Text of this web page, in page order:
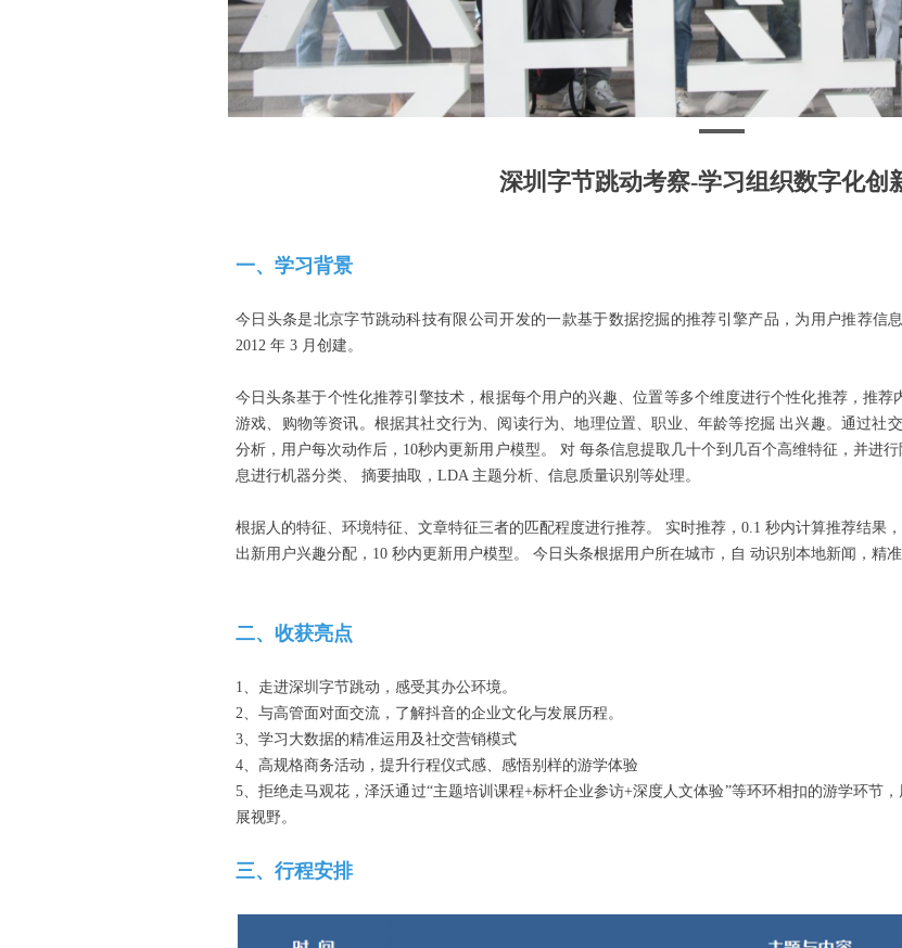
深圳字节跳动考察-学习组织数字化创
一、学习背景
今日头条是北京字节跳动科技有限公司开发的一款基于数据挖掘的推荐引擎产品，为用户推荐信
2012 年 3 月创建。
今日头条基于个性化推荐引擎技术，根据每个用户的兴趣、位置等多个维度进行个性化推荐，推荐
游戏、购物等资讯。根据其社交行为、阅读行为、地理位置、职业、年龄等挖掘 出兴趣。通过社
分析，用户每次动作后，10秒内更新用户模型。 对 每条信息提取几十个到几百个高维特征，并进
息进行机器分类、 摘要抽取，LDA 主题分析、信息质量识别等处理。
根据人的特征、环境特征、文章特征三者的匹配程度进行推荐。 实时推荐，0.1 秒内计算推荐结果
出新用户兴趣分配，10 秒内更新用户模型。 今日头条根据用户所在城市，自 动识别本地新闻，精准
二、收获亮点
1、走进深圳字节跳动，感受其办公环境。
2、与高管面对面交流，了解抖音的企业文化与发展历程。
3、学习大数据的精准运用及社交营销模式
4、高规格商务活动，提升行程仪式感、感悟别样的游学体验
5、拒绝走马观花，泽沃通过“主题培训课程+标杆企业参访+深度人文体验”等环环相扣的游学环节
展视野。
三、行程安排